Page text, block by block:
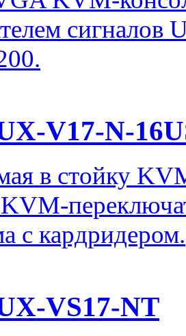
сигналов
V17-N-
в стойку
с кардридером.
VS17-NT